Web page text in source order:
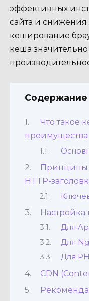
эффективных
сайта и снижения
кеширование
кеша
Содержание
Что такое
преимущества
Принципы
HTTP-
Настройка
Для
Для
Для
CDN